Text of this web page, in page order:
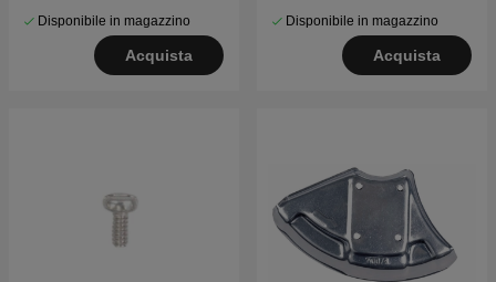
Disponibile in magazzino
Acquista
Disponibile in magazzino
Acquista